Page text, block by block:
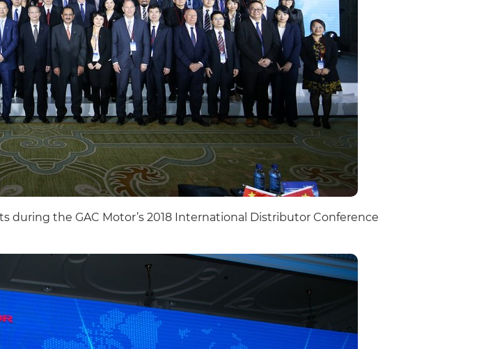
during the GAC Motor’s 2018 International Distributor Conference